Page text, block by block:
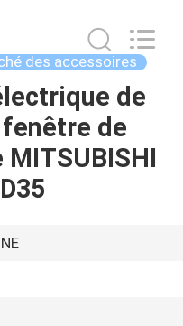
des accessoires
de
de
MITSUBISHI